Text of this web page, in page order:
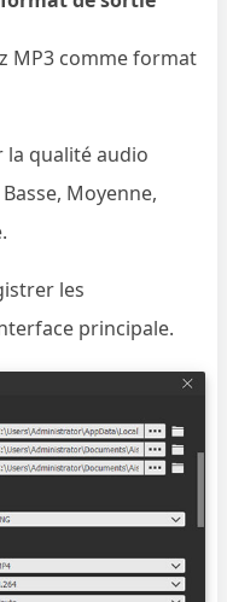
MP3 comme format
la qualité audio
Moyenne,
les
principale.